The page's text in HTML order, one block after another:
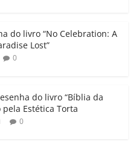
do livro “No Celebration: A
Lost”
0
do livro “Bíblia da
Estética Torta
0